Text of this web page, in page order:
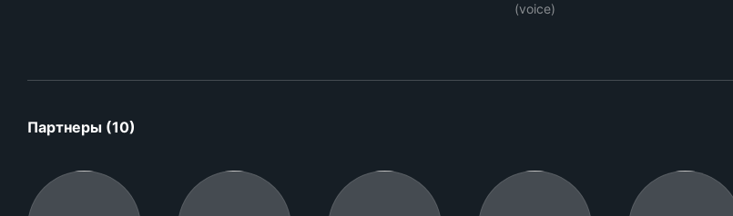
(voice)
Партнеры (10)